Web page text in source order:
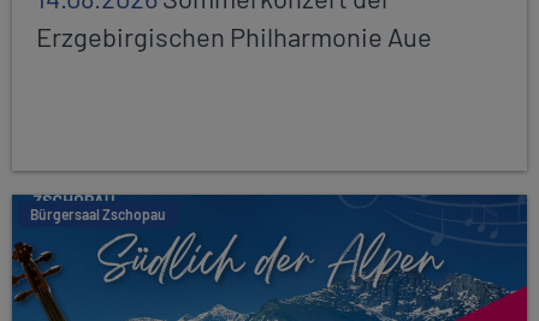
Erzgebirgischen Philharmonie Aue
Bürgersaal Zschopau